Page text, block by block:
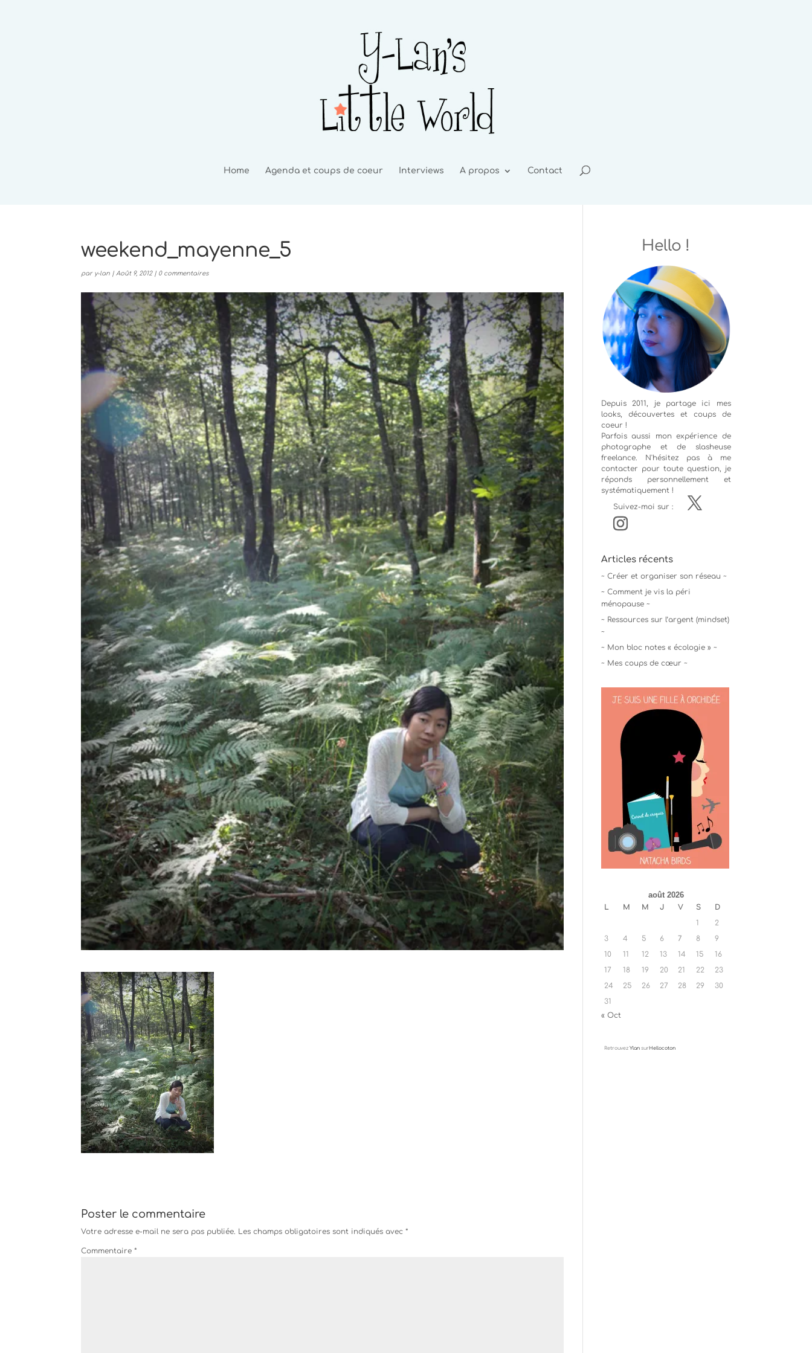
Home Agenda et coups de coeur Interviews A propos Contact
weekend_mayenne_5
par y-lan | Août 9, 2012| 0 commentaires
Poster le commentaire
Votre adresse e-mail ne sera pas publiée. Les champs obligatoires sont indiqués avec*
Commentaire*
Hello !
Depuis 2011, je partage ici mes
looks, découvertes et coups de
coeur !
Parfois aussi mon expérience de
photographeet de slasheuse
freelance. N'hésitez pas à me
contacter pour toute question, je
réponds personnellement et
systématiquement !
Suivez-moi sur :
Articles récents
~ Créer et organiser son réseau ~
~ Comment je vis la péri
ménopause ~
~ Ressources sur l’argent (mindset)
~
~ Mon bloc notes « écologie » ~
~ Mes coups de cœur ~
août 2026
L M M J V S
D
1
2
3
4 5 6 7 8
9
10
11 12 13 14 15
16
17
18 19 20 21 22
23
24
25 26 27 28 29
30
31
« Oct
Retrouvez Ylansur Hellocoton